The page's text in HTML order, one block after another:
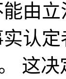
由
认
这